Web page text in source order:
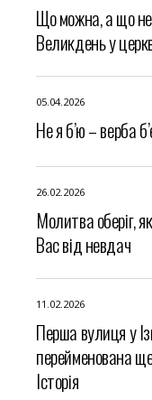
Що можна, а що
Великдень у
05.04.2026
Не я б’ю – верба
26.02.2026
Молитва оберіг,
Вас від невдач
11.02.2026
Перша вулиця у
перейменована
Історія